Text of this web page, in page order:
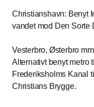
Christianshavn: Benyt
vandet mod Den Sorte
Vesterbro, Østerbro
Alternativt benyt metro
Frederiksholms Kanal
Christians Brygge.